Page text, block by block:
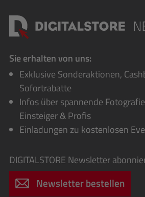
Sie erhalten von uns:
Exklusive Sonderaktionen,
Sofortrabatte
Infos über spannende
Einsteiger & Profis
Einladungen zu kostenlosen
DIGITALSTORE Newsletter
Newsletter bestellen